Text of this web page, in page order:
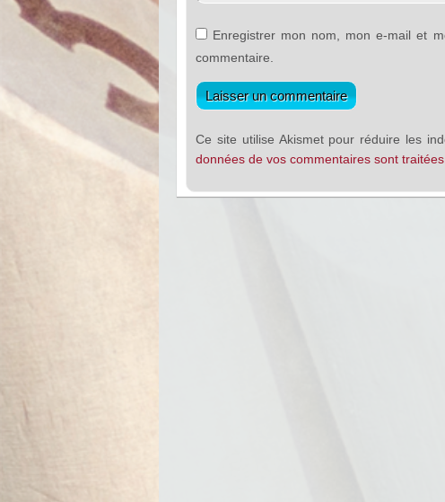
Enregistrer mon nom, mon e-mail et
commentaire.
Ce site utilise Akismet pour réduire les
données de vos commentaires sont traitées